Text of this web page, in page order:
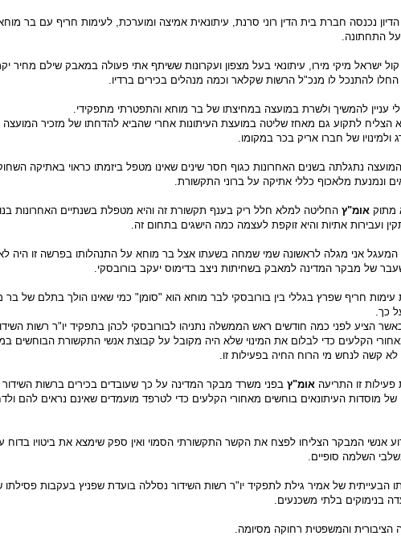
נכנסה חברת בית הדין רוני סרנת, עיתונאית אמיצה ומוערכת, לעימות חריף עם בר
על התחתונה.
ישראל מיקי מירו, עיתונאי בעל מצפון ועקרונות ששיתף אתי פעולה במאבק שילם מחיר
להתנכל לו מנכ"ל הרשות שקלאר וכמה מנהלים בכירים ברדיו.
עניין להמשיך ולשרת במועצה במחיצתו של בר מוחא והתפטרתי מתפקידי.
הצליח לתקוע גם מאחז שליטה במועצת העיתונות אחרי שהביא להדחתו של מזכיר
ולמינויו של חברו אריק בכר במקומו.
נתגלתה בשנים האחרונות כגוף חסר שינים שאינו מטפל ביזמתו כראוי באתיקה
ונמנעת מלאכוף כללי אתיקה על ברוני התקשורת.
מתוק אומ"ץ החליטה למלא חלל ריק בענף תקשורת זה והיא מטפלת בשנתיים האחרונות
ועבירות אתיות והיא זוקפת לעצמה כמה הישגים בתחום זה.
המעגל אני מגלה לראשונה שמי שמחה בשעתו אצל בר מוחא על התנהלותו בפרשה זו היה
של מבקר המדינה למאבק בשחיתות ניצב בדימוס יעקב בורובסקי.
עימות חריף שפרץ בגללי בין בורובסקי לבר מוחא הוא "סומן" כמי שאינו הולך בתלם של בר
כך.
הציע לפני כמה חודשים ראש הממשלה נתניהו לבורובסקי לכהן בתפקיד יו"ר רשות
הקלעים כדי לבלום את המינוי שלא היה מקובל על קבוצת אנשי התקשורת הבוחשים
לא קשה לנחש מי הרוח החיה בפעילות זו.
זו התריעה אומ"ץ בפני משרד מבקר המדינה על כך שעובדים בכירים ברשות
של מוסדות העיתונאים בוחשים מאחורי הקלעים כדי לטרפד מועמדים שאינם נראים להם
אנשי המבקר הצליחו לפצח את הקשר התקשורתי הסמוי ואין ספק שימצא את ביטויו בדוח
השלמה סופיים.
הבעייתית של אמיר גילת לתפקיד יו"ר רשות השידור נסללה בועדת שפניץ בעקבות פסילתו
בנימוקים בלתי משכנעים.
הציבורית והמשפטית רחוקה מסיומה.